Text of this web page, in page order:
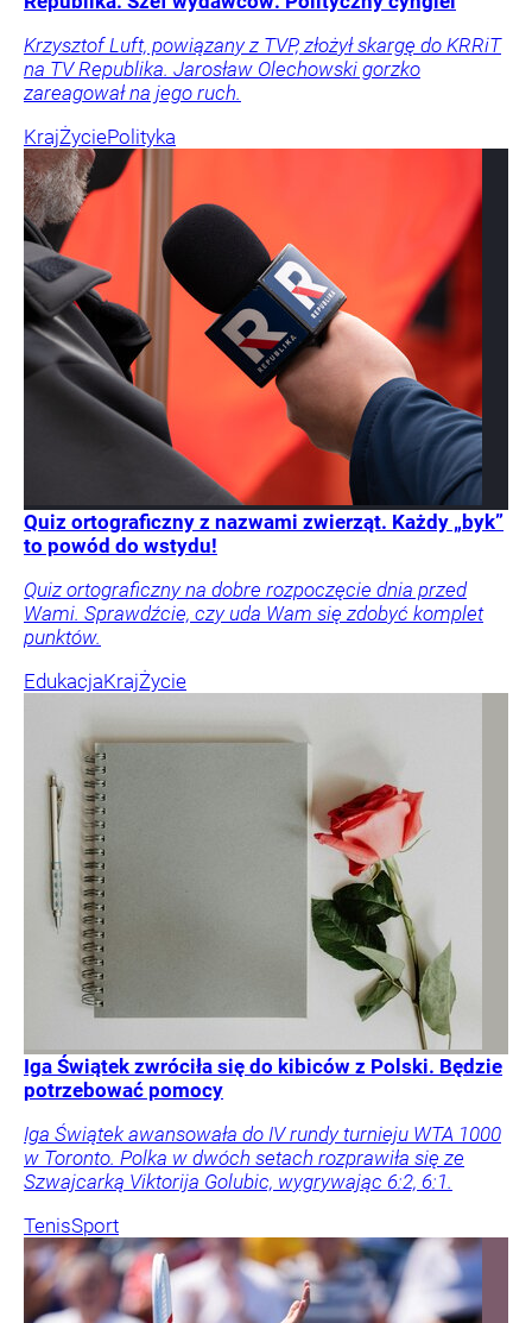
Krzysztof Luft, powiązany z TVP, złożył skargę do KRRiT
na TV Republika. Jarosław Olechowski gorzko
zareagował na jego ruch.
KrajŻyciePolityka
Quiz ortograficzny z nazwami zwierząt. Każdy „byk”
to powód do wstydu!
Quiz ortograficzny na dobre rozpoczęcie dnia przed
Wami. Sprawdźcie, czy uda Wam się zdobyć komplet
punktów.
EdukacjaKrajŻycie
Iga Świątek zwróciła się do kibiców z Polski. Będzie
potrzebować pomocy
Iga Świątek awansowała do IV rundy turnieju WTA 1000
w Toronto. Polka w dwóch setach rozprawiła się ze
Szwajcarką Viktorija Golubic, wygrywając 6:2, 6:1.
TenisSport